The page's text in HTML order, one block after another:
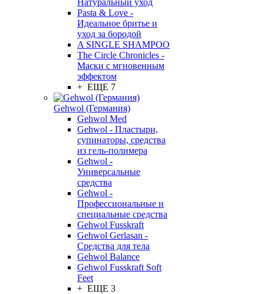
Натуральный уход
Pasta & Love -
Идеальное бритье и
уход за бородой
A SINGLE SHAMPOO
The Circle Chronicles -
Маски с мгновенным
эффектом
+ ЕЩЕ 7
Gehwol (Германия)
Gehwol Med
Gehwol - Пластыри,
супинаторы, средства
из гель-полимера
Gehwol -
Универсальные
средства
Gehwol -
Профессиональные и
специальные средства
Gehwol Fusskraft
Gehwol Gerlasan -
Средства для тела
Gehwol Balance
Gehwol Fusskraft Soft
Feet
+ ЕЩЕ 3